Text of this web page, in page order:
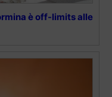
è off-limits alle